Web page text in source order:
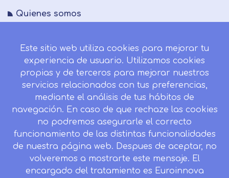
Quienes somos
Blog
Mapa del sitio
Desistir contrato aquí
CONTACTO
Camino de la Torrecilla N.º 30 EDIFICIO EDUCA
EDTECH, C.P. 18.200, Maracena (Granada)
Este sitio web utiliza cookies para mejorar tu
experiencia de usuario. Utilizamos cookies
propias y de terceros para mejorar nuestros
servicios relacionados con tus preferencias,
mediante el análisis de tus hábitos de
navegación. En caso de que rechaze las cookies
no podremos asegurarle el correcto
funcionamiento de las distintas funcionalidades
de nuestra página web. Despues de aceptar, no
volveremos a mostrarte este mensaje. El
encargado del tratamiento es Euroinnova